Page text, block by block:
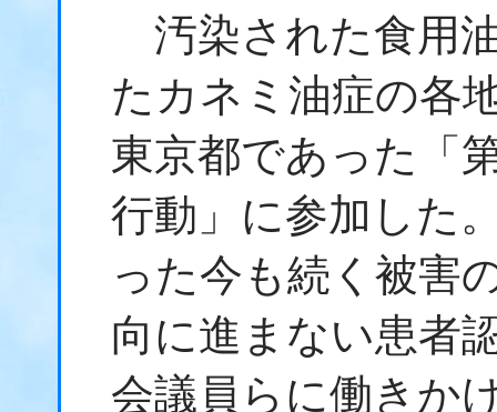
汚染された食用
たカネミ油症の各
東京都であった「
行動」に参加した
った今も続く被害
向に進まない患者
会議員らに働きか